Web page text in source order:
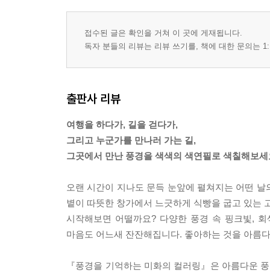
접수된 글은 확인을 거쳐 이 곳에 게재됩니다.
독자 분들의 리뷰는 리뷰 쓰기를, 책에 대한 문의는
출판사 리뷰
여행을 하다가, 길을 걷다가,
그리고 누군가를 만나러 가는 길,
그곳에서 만난 풍경을 색색의 색연필로 색칠해보
오랜 시간이 지나도 문득 눈앞에 펼쳐지는 어떤
볕이 따뜻한 창가에서 느긋하게 식빵을 굽고 있는
시작해보면 어떨까요? 다양한 풍경 속 핑크빛,
마음도 어느새 잔잔해집니다. 좋아하는 것을 아름
『풍경을 기억하는 미화의 컬러링』은 아름다운